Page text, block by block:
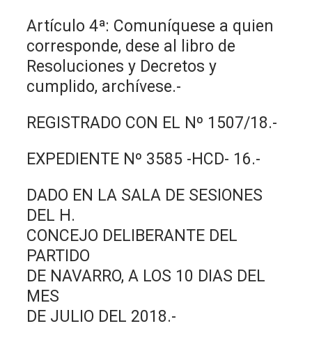
Artículo 4ª: Comuníquese a quien
corresponde, dese al libro de
Resoluciones y Decretos y
cumplido, archívese.-
REGISTRADO CON EL Nº 1507/18.-
EXPEDIENTE Nº 3585 -HCD- 16.-
DADO EN LA SALA DE SESIONES
DEL H.
CONCEJO DELIBERANTE DEL
PARTIDO
DE NAVARRO, A LOS 10 DIAS DEL
MES
DE JULIO DEL 2018.-